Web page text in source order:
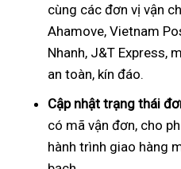
cùng các đơn vị vận
Ahamove, Vietnam
Nhanh, J&T Express,
an toàn, kín đáo.
Cập nhật trạng thái
có mã vận đơn, cho
hành trình giao hàng